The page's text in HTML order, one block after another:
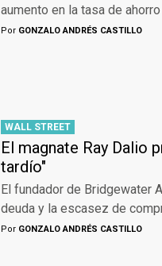
aumento en la tasa de
Por GONZALO ANDRÉS CASTILLO
WALL STREET
El magnate Ray Dalio
tardío"
El fundador de Bridgewater
deuda y la escasez de
Por GONZALO ANDRÉS CASTILLO